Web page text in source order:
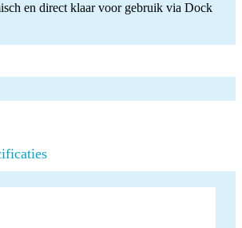
en direct klaar voor gebruik via Dock